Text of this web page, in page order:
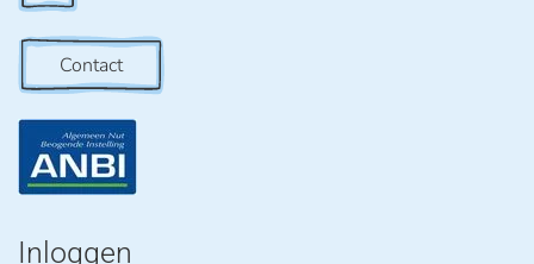
Contact
Inloggen